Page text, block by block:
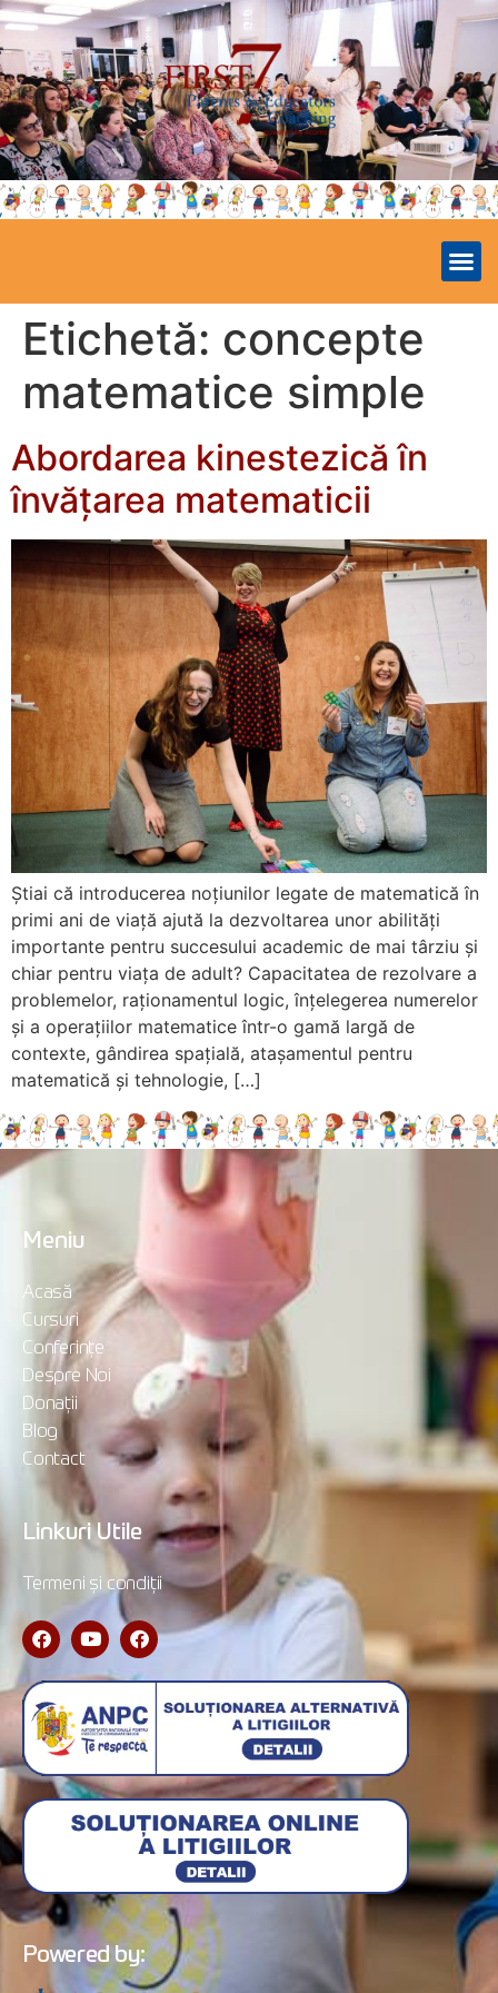
Etichetă: concepte
matematice simple
Abordarea kinestezică în
învățarea matematicii
Știai că introducerea noțiunilor legate de matematică în
primi ani de viață ajută la dezvoltarea unor abilități
importante pentru succesului academic de mai târziu și
chiar pentru viața de adult? Capacitatea de rezolvare a
problemelor, raționamentul logic, înțelegerea numerelor
și a operațiilor matematice într-o gamă largă de
contexte, gândirea spațială, atașamentul pentru
matematică și tehnologie, […]
Meniu
Acasă
Cursuri
Conferințe
Despre Noi
Donații
Blog
Contact
Linkuri Utile
Termeni și condiții
Powered by: